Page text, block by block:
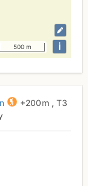
500 m i
+200 m , T3